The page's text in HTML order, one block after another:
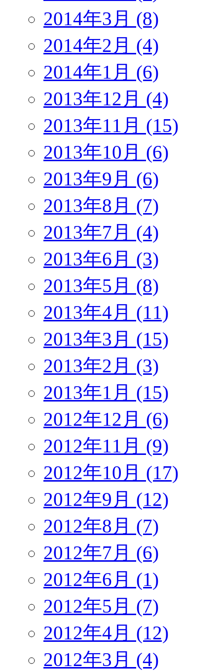
2014年3月 (8)
2014年2月 (4)
2014年1月 (6)
2013年12月 (4)
2013年11月 (15)
2013年10月 (6)
2013年9月 (6)
2013年8月 (7)
2013年7月 (4)
2013年6月 (3)
2013年5月 (8)
2013年4月 (11)
2013年3月 (15)
2013年2月 (3)
2013年1月 (15)
2012年12月 (6)
2012年11月 (9)
2012年10月 (17)
2012年9月 (12)
2012年8月 (7)
2012年7月 (6)
2012年6月 (1)
2012年5月 (7)
2012年4月 (12)
2012年3月 (4)